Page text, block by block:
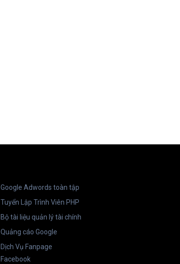
Google Adwords toàn tập
Tuyển Lập Trình Viên PHP
Bộ tài liệu quản lý tài chính
Quảng cáo Google
Dịch Vụ Fanpage
Facebook